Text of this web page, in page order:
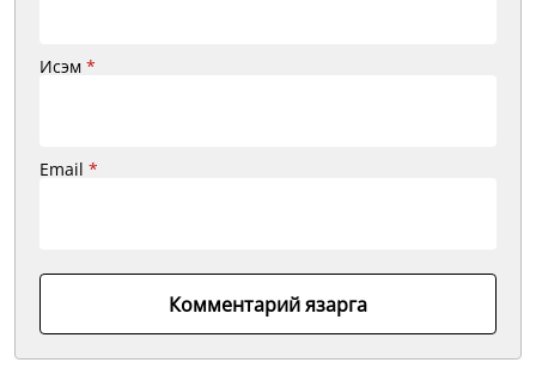
Исэм *
Email *
Комментарий язарга